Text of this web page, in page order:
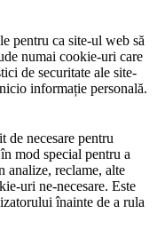
pentru ca site-ul web să
numai cookie-uri care
de securitate ale site-
informație personală.
de necesare pentru
mod special pentru a
analize, reclame, alte
uri ne-necesare. Este
înainte de a rula